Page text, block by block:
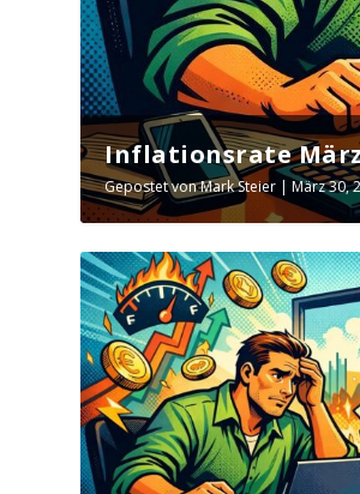
Inflationsrate März
Gepostet vonMark Steier |März 30,